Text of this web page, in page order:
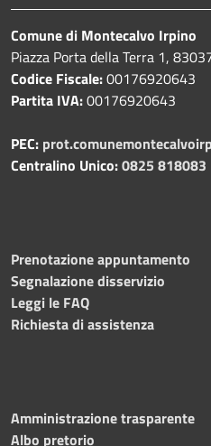
Comune di Montecalvo Irpino
Piazza Porta della Terra 1,
Codice Fiscale:00176920643
Partita IVA:00176920643
PEC:
Centralino Unico:0825 818083
Prenotazione appuntamento
Segnalazione disservizio
Leggi le FAQ
Richiesta di assistenza
Amministrazione trasparente
Albo pretorio